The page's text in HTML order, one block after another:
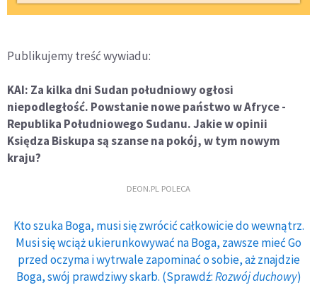
Publikujemy treść wywiadu:
KAI: Za kilka dni Sudan południowy ogłosi
niepodległość. Powstanie nowe państwo w Afryce -
Republika Południowego Sudanu. Jakie w opinii
Księdza Biskupa są szanse na pokój, w tym nowym
kraju?
DEON.PL POLECA
Kto szuka Boga, musi się zwrócić całkowicie do wewnątrz.
Musi się wciąż ukierunkowywać na Boga, zawsze mieć Go
przed oczyma i wytrwale zapominać o sobie, aż znajdzie
Boga, swój prawdziwy skarb. (Sprawdź:Rozwój duchowy)